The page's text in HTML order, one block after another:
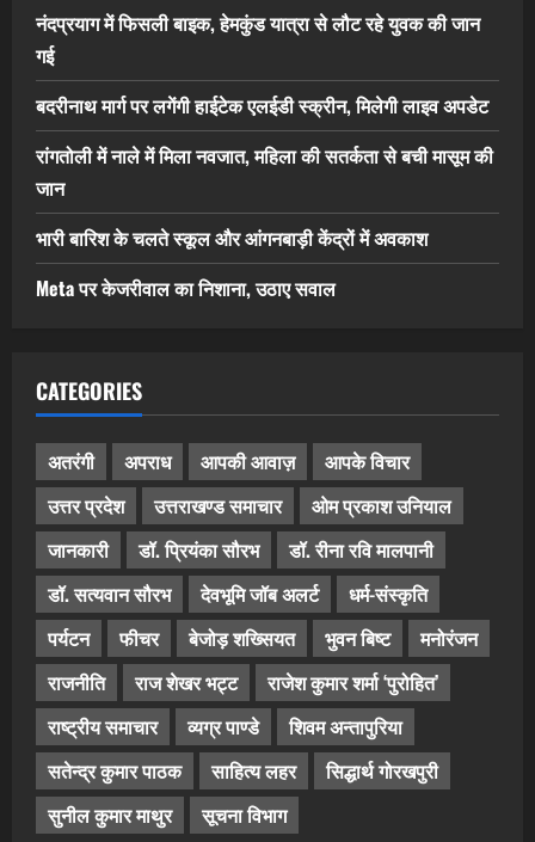
नंदप्रयाग में फिसली बाइक, हेमकुंड यात्रा से लौट रहे युवक की जान
गई
बदरीनाथ मार्ग पर लगेंगी हाईटेक एलईडी स्क्रीन, मिलेगी लाइव अपडेट
रांगतोली में नाले में मिला नवजात, महिला की सतर्कता से बची मासूम की
जान
भारी बारिश के चलते स्कूल और आंगनबाड़ी केंद्रों में अवकाश
Meta पर केजरीवाल का निशाना, उठाए सवाल
CATEGORIES
अतरंगी अपराध आपकी आवाज़
आपके विचार
उत्तर प्रदेश
उत्तराखण्ड समाचार
ओम प्रकाश उनियाल
जानकारी
डॉ. प्रियंका सौरभ
डॉ. रीना रवि मालपानी
डॉ. सत्यवान सौरभ
देवभूमि जॉब अलर्ट
धर्म-संस्कृति
पर्यटन
फीचर बेजोड़ शख्सियत भुवन बिष्ट
मनोरंजन
राजनीति
राज शेखर भट्ट
राजेश कुमार शर्मा ‘पुरोहित’
राष्ट्रीय समाचार
व्यग्र पाण्डे
शिवम अन्तापुरिया
सतेन्द्र कुमार पाठक
साहित्य लहर
सिद्धार्थ गोरखपुरी
सुनील कुमार माथुर
सूचना विभाग